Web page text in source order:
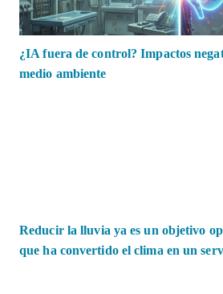
¿IA fuera de control? Impactos
medio ambiente
Reducir la lluvia ya es un objetivo
que ha convertido el clima en un